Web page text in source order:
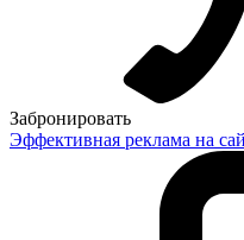
Забронировать
Эффективная реклама на